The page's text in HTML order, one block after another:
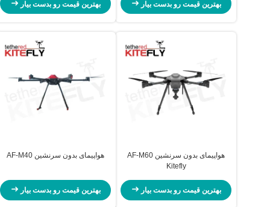
بهترین قیمت رو بدست بیار بهترین قیمت رو بدست بیار
هواپیمای بدون سرنشین AF-M60
Kitefly
بهترین قیمت رو بدست بیار
هواپیمای بدون سرنشین AF-M40
بهترین قیمت رو بدست بیار